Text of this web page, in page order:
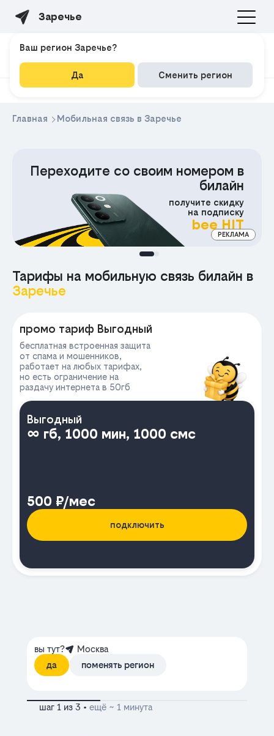
Заречье
Главная Мобильная связь в Заречье
Переходите со своим номером в
билайн
получите скидку
на подписку
bee HIT
РЕКЛАМА
Тарифы на мобильную связь билайн в
Заречье
промо тариф Выгодный
бесплатная встроенная защита
от спама и мошенников,
работает на любых тарифах,
но есть ограничение на
раздачу интернета в 50гб
Выгодный
∞ гб, 1000 мин, 1000 смс
500 ₽/мес
подключить
Ваш регион Заречье?
Да Сменить регион